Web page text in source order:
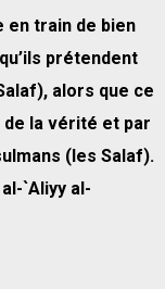
en train de bien
prétendent
alors que ce
la vérité et par
(les Salaf).
`Aliyy al-